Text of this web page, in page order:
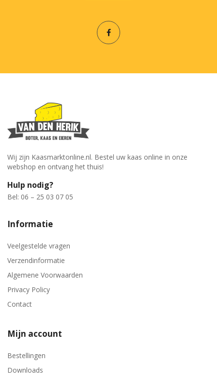
Wij zijn Kaasmarktonline.nl. Bestel uw kaas online in onze
webshop en ontvang het thuis!
Hulp nodig?
Bel: 06 – 25 03 07 05
Informatie
Veelgestelde vragen
Verzendinformatie
Algemene Voorwaarden
Privacy Policy
Contact
Mijn account
Bestellingen
Downloads